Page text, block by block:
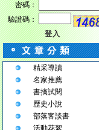
密碼：
驗證碼：
登入
精采導讀
名家推薦
書摘試閱
歷史小說
部落客談書
活動花絮